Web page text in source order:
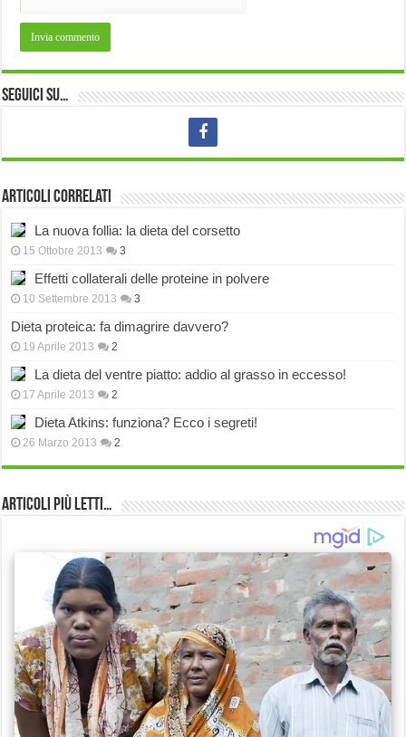
Seguici su…
Articoli correlati
La nuova follia: la dieta del corsetto
15 Ottobre 2013 3
Effetti collaterali delle proteine in polvere
10 Settembre 2013 3
Dieta proteica: fa dimagrire davvero?
19 Aprile 2013 2
La dieta del ventre piatto: addio al grasso in eccesso!
17 Aprile 2013 2
Dieta Atkins: funziona? Ecco i segreti!
26 Marzo 2013 2
Articoli più Letti…